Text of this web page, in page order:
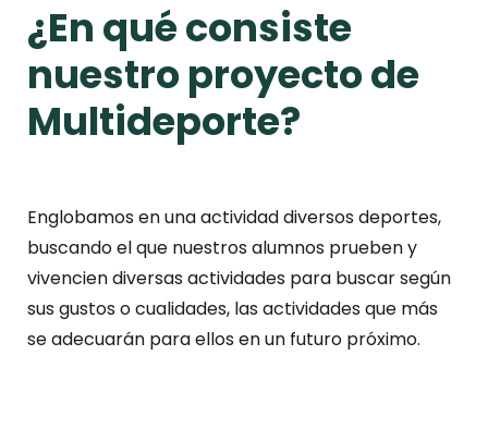
¿En qué consiste
nuestro proyecto de
Multideporte?
Englobamos en una actividad diversos deportes,
buscando el que nuestros alumnos prueben y
vivencien diversas actividades para buscar según
sus gustos o cualidades, las actividades que más
se adecuarán para ellos en un futuro próximo.